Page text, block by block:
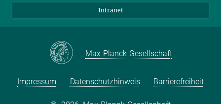
Intranet
Max-Planck-Gesellschaft
Impressum Datenschutzhinweis Barrierefreiheit